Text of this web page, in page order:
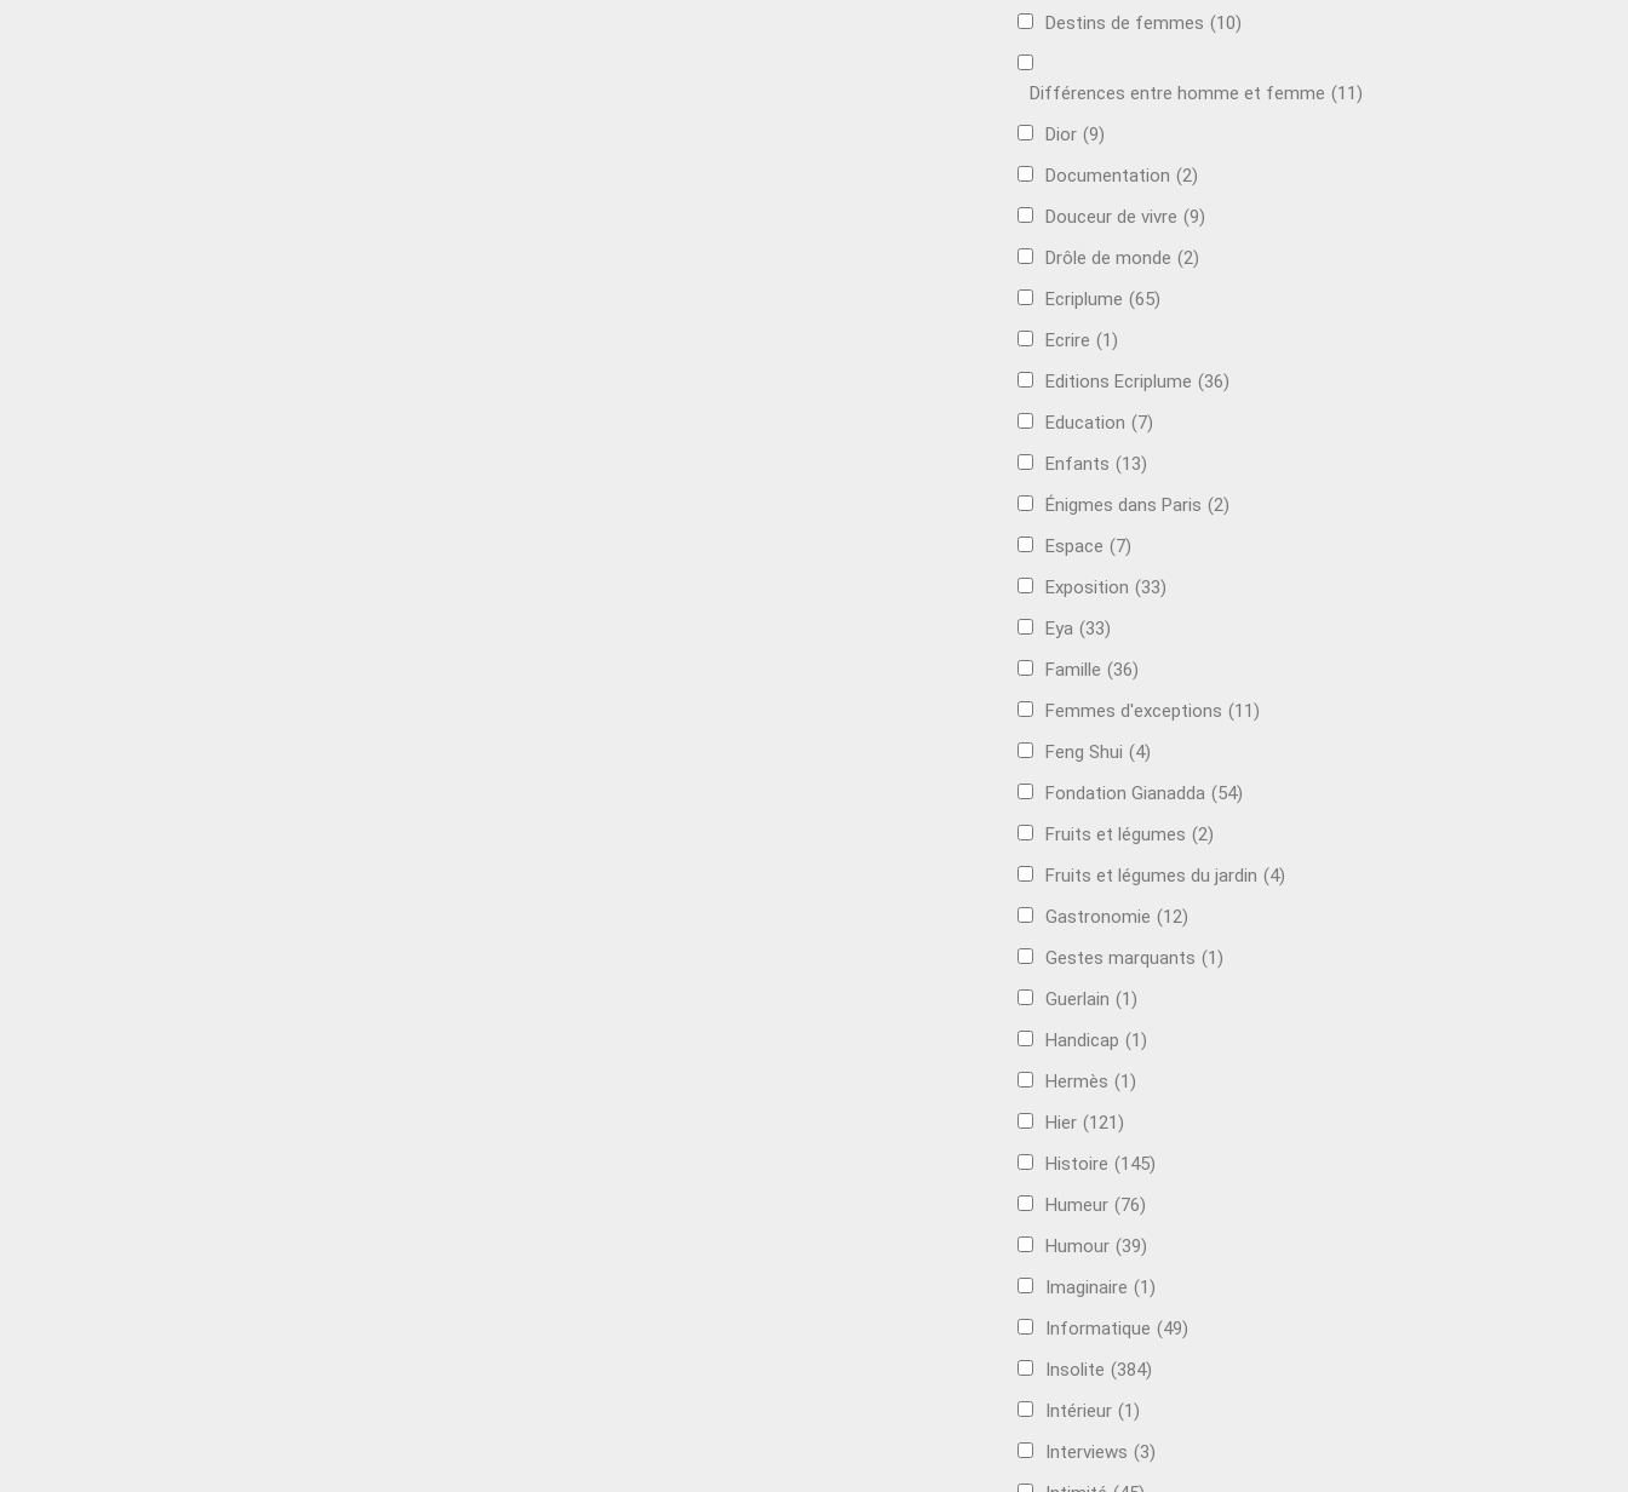
Destins de femmes (10)
Différences entre homme et femme (11)
Dior (9)
Documentation (2)
Douceur de vivre (9)
Drôle de monde (2)
Ecriplume (65)
Ecrire (1)
Editions Ecriplume (36)
Education (7)
Enfants (13)
Énigmes dans Paris (2)
Espace (7)
Exposition (33)
Eya (33)
Famille (36)
Femmes d'exceptions (11)
Feng Shui (4)
Fondation Gianadda (54)
Fruits et légumes (2)
Fruits et légumes du jardin (4)
Gastronomie (12)
Gestes marquants (1)
Guerlain (1)
Handicap (1)
Hermès (1)
Hier (121)
Histoire (145)
Humeur (76)
Humour (39)
Imaginaire (1)
Informatique (49)
Insolite (384)
Intérieur (1)
Interviews (3)